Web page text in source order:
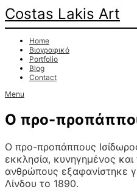
Costas Lakis Art
Home
Βιογραφικό
Portfolio
Blog
Contact
Menu
Ο προ-
Ο προ-προπάππους
εκκλησία, κυνηγημένος
ανθρώπους εξαφανίστηκε
Λίνδου το 1890.